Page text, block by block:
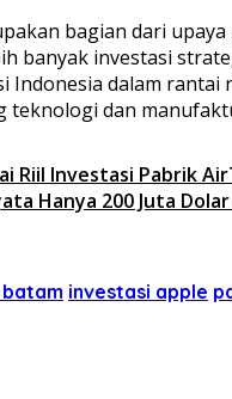
bagian dari
banyak investasi
Indonesia dalam rantai
teknologi dan
Riil Investasi Pabrik
Hanya 200 Juta Dolar
investasi apple